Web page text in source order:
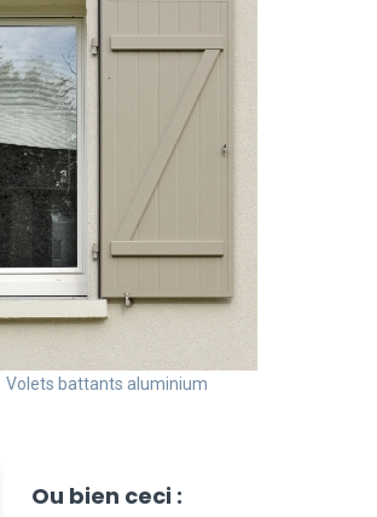
Volets battants aluminium
Ou bien ceci :